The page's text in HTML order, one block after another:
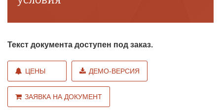
Текст документа доступен под заказ.
ЦЕНЫ ДЕМО-ВЕРСИЯ
ЗАЯВКА НА ДОКУМЕНТ